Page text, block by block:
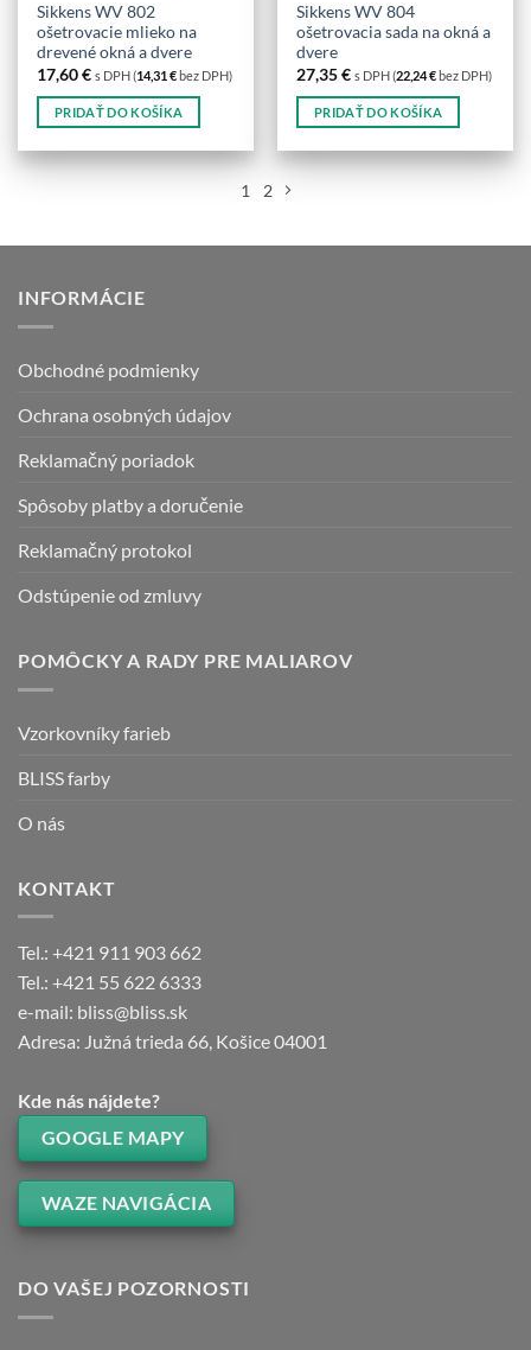
Sikkens WV 802
ošetrovacie mlieko na
drevené okná a dvere
17,60€ s DPH (14,31€bez DPH)
PRIDAŤ DO KOŠÍKA
Sikkens WV 804
ošetrovacia sada na okná a
dvere
27,35€ s DPH (22,24€bez DPH)
PRIDAŤ DO KOŠÍKA
1 2
INFORMÁCIE
Obchodné podmienky
Ochrana osobných údajov
Reklamačný poriadok
Spôsoby platby a doručenie
Reklamačný protokol
Odstúpenie od zmluvy
POMÔCKY A RADY PRE MALIAROV
Vzorkovníky farieb
BLISS farby
O nás
KONTAKT
Tel.: +421 911 903 662
Tel.: +421 55 622 6333
e-mail: bliss@bliss.sk
Adresa: Južná trieda 66, Košice 04001
Kde nás nájdete?
GOOGLE MAPY
WAZE NAVIGÁCIA
DO VAŠEJ POZORNOSTI